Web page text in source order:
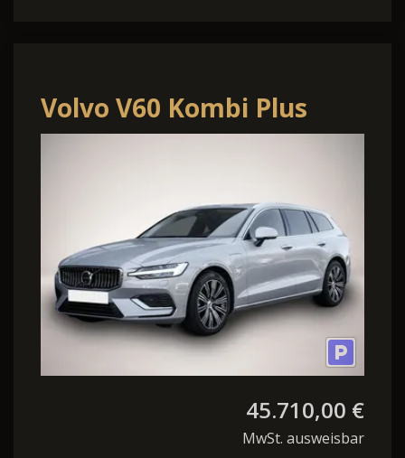
Volvo V60 Kombi Plus
Bright Recharge Plug-In
45.710,00 €
MwSt. ausweisbar